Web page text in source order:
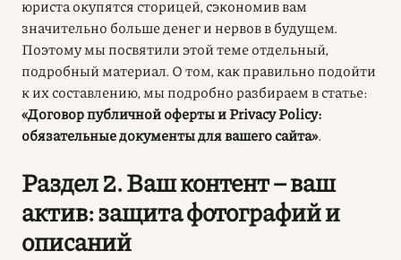
юриста окупятся сторицей, сэкономив вам
значительно больше денег и нервов в будущем.
Поэтому мы посвятили этой теме отдельный,
подробный материал. О том, как правильно подойти
к их составлению, мы подробно разбираем в статье:
«Договор публичной оферты и Privacy Policy:
обязательные документы для вашего сайта».
Раздел 2. Ваш контент – ваш
актив: защита фотографий и
описаний